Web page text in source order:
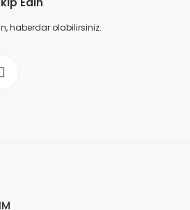
haberdar olabilirsiniz.